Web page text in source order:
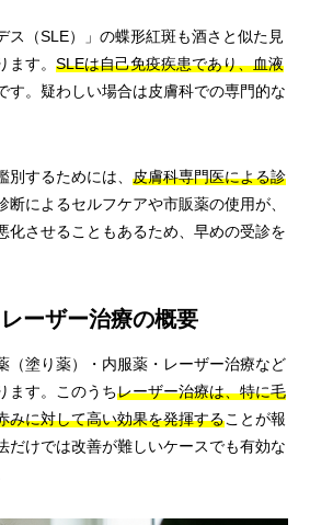
ス（SLE）」の蝶形紅斑も酒さと似た見
す。 SLEは自己免疫疾患であり、血液
す。疑わしい場合は皮膚科での専門的な
別するためには、 皮膚科専門医による診
断によるセルフケアや市販薬の使用が、
化させることもあるため、早めの受診を
ーザー治療の概要
（塗り薬）・内服薬・レーザー治療など
ます。このうちレーザー治療は、特に毛
みに対して高い効果を発揮することが報
だけでは改善が難しいケースでも有効な